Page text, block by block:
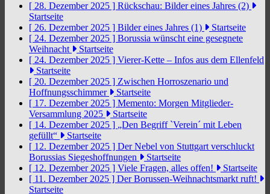
[ 28. Dezember 2025 ] Rückschau: Bilder eines Jahres (2)
Startseite
[ 26. Dezember 2025 ] Bilder eines Jahres (1)
Startseite
[ 24. Dezember 2025 ] Borussia wünscht eine gesegnete
Weihnacht
Startseite
[ 24. Dezember 2025 ] Vierer-Kette – Infos aus dem Ellenfeld
Startseite
[ 20. Dezember 2025 ] Zwischen Horroszenario und
Hoffnungsschimmer
Startseite
[ 17. Dezember 2025 ] Memento: Morgen Mitglieder-
Versammlung 2025
Startseite
[ 14. Dezember 2025 ] „Den Begriff `Verein´ mit Leben
gefüllt“
Startseite
[ 12. Dezember 2025 ] Der Nebel von Stuttgart verschluckt
Borussias Siegeshoffnungen
Startseite
[ 12. Dezember 2025 ] Viele Fragen, alles offen!
Startseite
[ 11. Dezember 2025 ] Der Borussen-Weihnachtsmarkt ruft!
Startseite